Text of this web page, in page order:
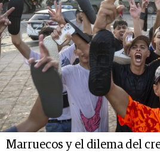
Marruecos y el dilema del